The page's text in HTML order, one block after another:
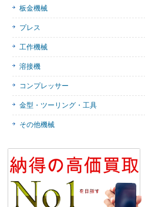
板金機械
プレス
工作機械
溶接機
コンプレッサー
金型・ツーリング・工具
その他機械